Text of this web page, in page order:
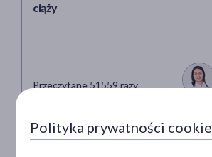
ciąży
Przeczytane 51559 razy
Polityka prywatności cookie